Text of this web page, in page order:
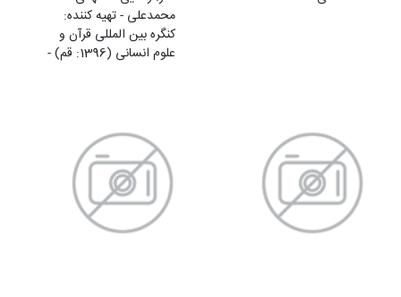
محمدعلی - تهيه کننده:
کنگره بین المللی قرآن و
علوم انسانی (1396: قم) -